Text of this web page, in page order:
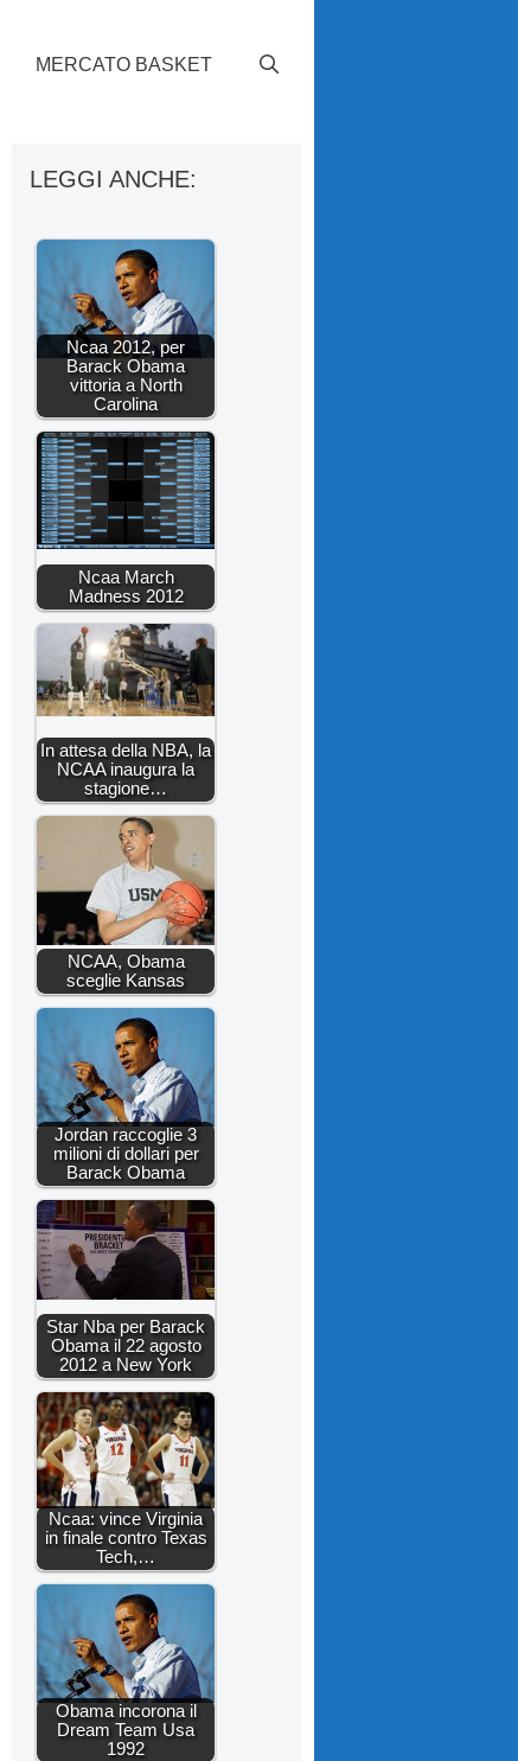
MERCATO BASKET
LEGGI ANCHE:
Ncaa 2012, per
Barack Obama
vittoria a North
Carolina
Ncaa March
Madness 2012
In attesa della NBA, la
NCAA inaugura la
stagione…
NCAA, Obama
sceglie Kansas
Jordan raccoglie 3
milioni di dollari per
Barack Obama
Star Nba per Barack
Obama il 22 agosto
2012 a New York
Ncaa: vince Virginia
in finale contro Texas
Tech,…
Obama incorona il
Dream Team Usa
1992